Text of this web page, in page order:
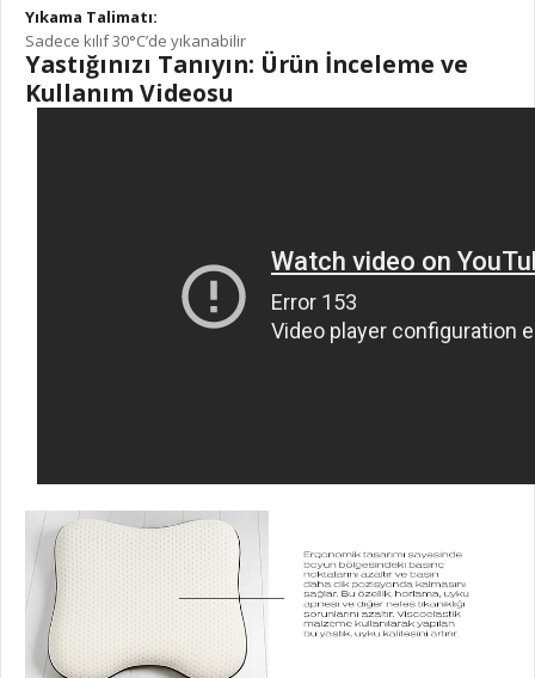
Yıkama Talimatı:
Sadece kılıf 30°C’de yıkanabilir
Yastığınızı Tanıyın: Ürün İnceleme ve
Kullanım Videosu